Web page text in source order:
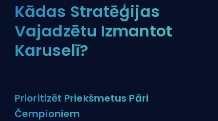
Kādas Stratēģijas
Vajadzētu Izmantot
Karuselī?
Prioritizēt Priekšmetus Pāri
Čempioniem